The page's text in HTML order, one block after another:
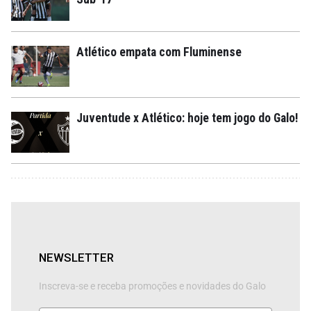
Atlético empata com Fluminense
Juventude x Atlético: hoje tem jogo do Galo!
NEWSLETTER
Inscreva-se e receba promoções e novidades do Galo